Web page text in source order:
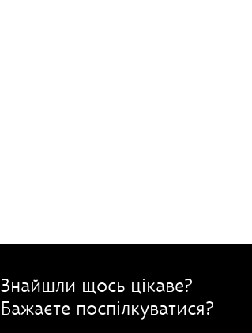
Знайшли щось цікаве?
Бажаєте поспілкуватися?